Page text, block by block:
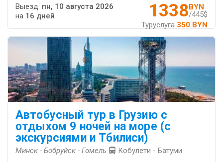
1338BYN
/445$
Туруслуга 350 BYN
Выезд: пн, 10 августа 2026
на 16 дней
Автобусный тур в Грузию с
отдыхом 9 ночей на море (с
экскурсиями и Тбилиси)
Минск - Бобруйск - Гомель Кобулети - Батуми